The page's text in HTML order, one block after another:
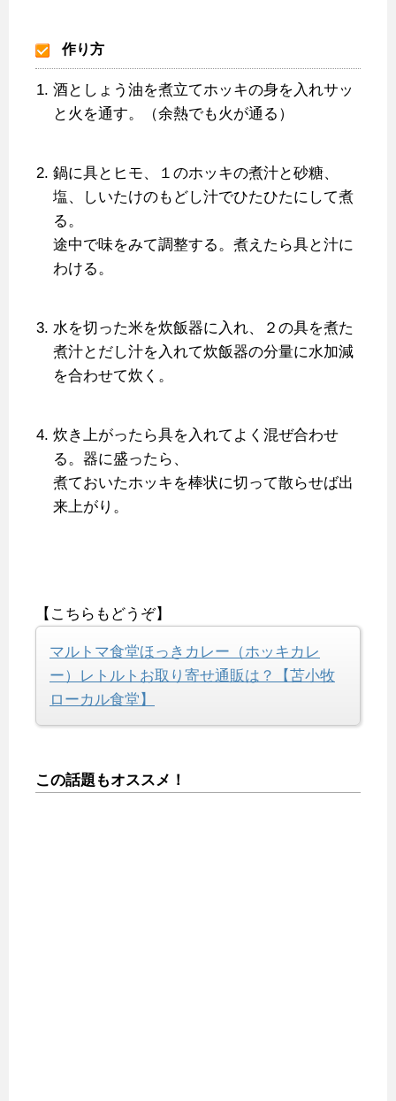
作り方
酒としょう油を煮立てホッキの身を入れサッ
と火を通す。（余熱でも火が通る）
鍋に具とヒモ、１のホッキの煮汁と砂糖、
塩、しいたけのもどし汁でひたひたにして煮
る。
途中で味をみて調整する。煮えたら具と汁に
わける。
水を切った米を炊飯器に入れ、２の具を煮た
煮汁とだし汁を入れて炊飯器の分量に水加減
を合わせて炊く。
炊き上がったら具を入れてよく混ぜ合わせ
る。器に盛ったら、
煮ておいたホッキを棒状に切って散らせば出
来上がり。
【こちらもどうぞ】
マルトマ食堂ほっきカレー（ホッキカレ
ー）レトルトお取り寄せ通販は？【苫小牧
ローカル食堂】
この話題もオススメ！